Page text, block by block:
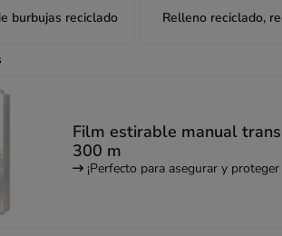
burbujas reciclado Relleno reciclado,
Film estirable manual
300 m
¡Perfecto para asegurar y